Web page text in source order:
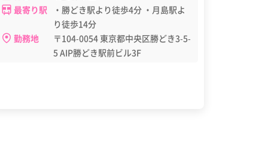
最寄り駅
・勝どき駅より徒歩4分 ・月島駅よ
り徒歩14分
勤務地
〒104-0054 東京都中央区勝どき3-5-
5 AIP勝どき駅前ビル3F